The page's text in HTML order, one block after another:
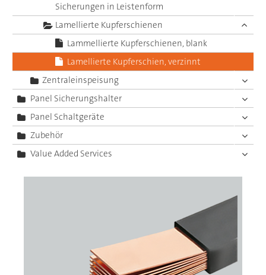
Sicherungen in Leistenform
Lamellierte Kupferschienen
Lammellierte Kupferschienen, blank
Lamellierte Kupferschien, verzinnt
Zentraleinspeisung
Panel Sicherungshalter
Panel Schaltgeräte
Zubehör
Value Added Services